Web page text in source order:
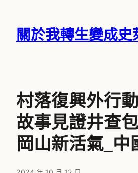
關於我轉生變成史
村落復興外行
故事見證井查
岡山新活氣_中